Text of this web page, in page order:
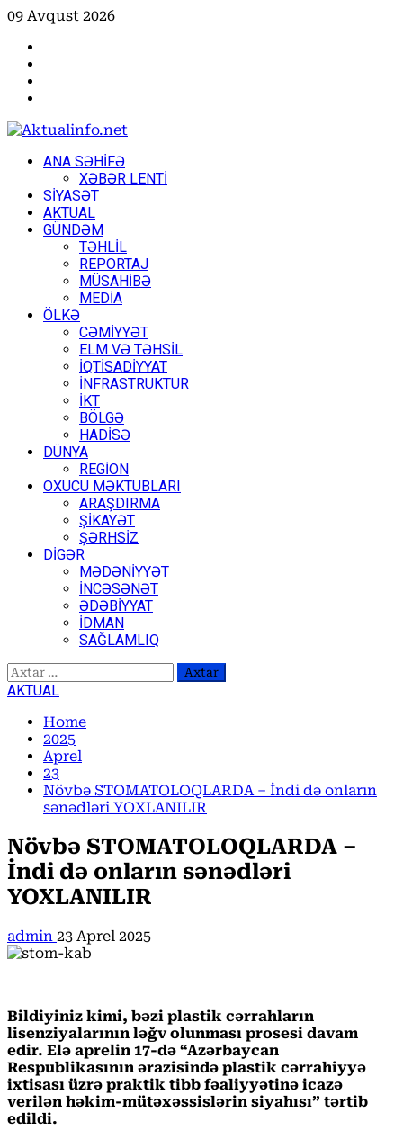
Skip
content
09 Avqust 2026
PrimaryANA SƏHİFƏ
XƏBƏR LENTİ
SİYASƏT
AKTUAL
GÜNDƏM
TƏHLİL
REPORTAJ
MÜSAHİBƏ
MEDİA
ÖLKƏ
CƏMİYYƏT
ELM VƏ TƏHSİL
İQTİSADİYYAT
İNFRASTRUKTUR
İKT
BÖLGƏ
HADİSƏ
DÜNYA
REGİON
OXUCU MƏKTUBLARI
ARAŞDIRMA
ŞİKAYƏT
ŞƏRHSİZ
DİGƏR
MƏDƏNİYYƏT
İNCƏSƏNƏT
ƏDƏBİYYAT
İDMAN
SAĞLAMLIQ
Axtarış:
AKTUAL
Home
2025
Aprel
23
Növbə STOMATOLOQLARDA – İndi də onların
sənədləri YOXLANILIR
Növbə STOMATOLOQLARDA –
İndi də onların sənədləri
YOXLANILIR
admin 23 Aprel 2025
Bildiyiniz kimi, bəzi plastik cərrahların
lisenziyalarının ləğv olunması prosesi davam
edir. Elə aprelin 17-də “Azərbaycan
Respublikasının ərazisində plastik cərrahiyyə
ixtisası üzrə praktik tibb fəaliyyətinə icazə
verilən həkim-mütəxəssislərin siyahısı” tərtib
edildi.